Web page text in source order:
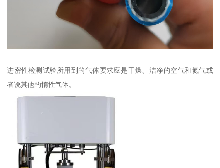
进密性检测试验所用到的气体要求应是干燥、洁净的空气和氮气或
者说其他的惰性气体。